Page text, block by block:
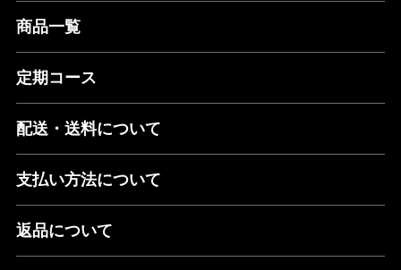
商品一覧
定期コース
配送・送料について
支払い方法について
返品について